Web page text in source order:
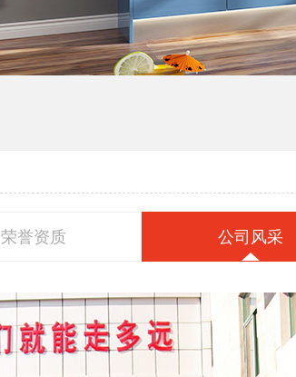
荣誉资质 公司风采